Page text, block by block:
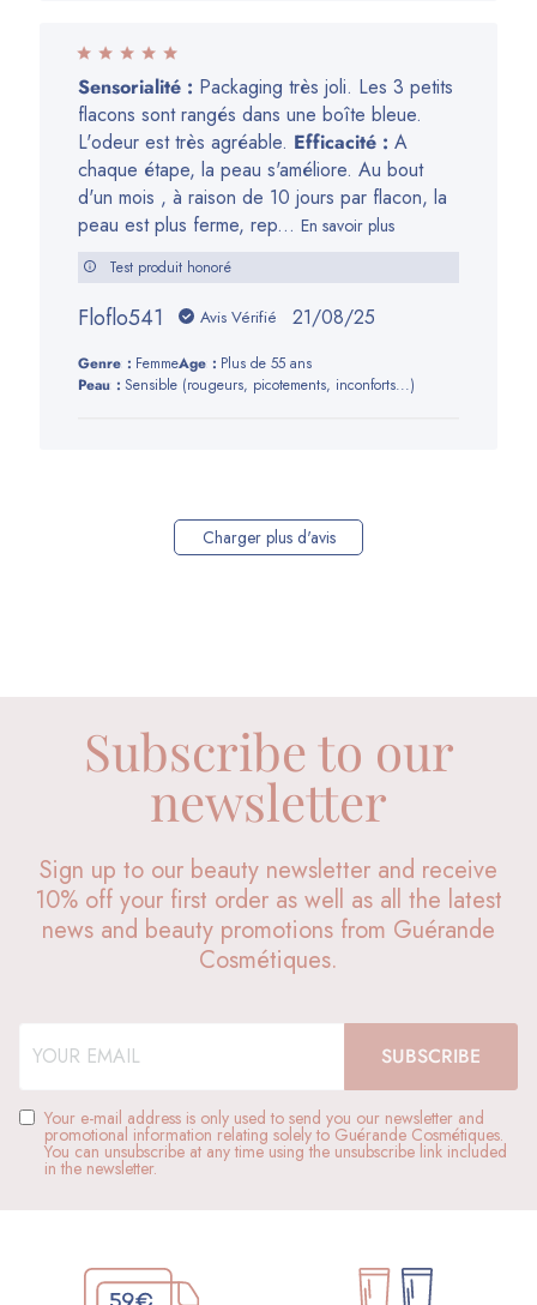
Sensorialité : Packaging très joli. Les 3 petits
flacons sont rangés dans une boîte bleue.
L'odeur est très agréable. Efficacité : A
chaque étape, la peau s'améliore. Au bout
d'un mois , à raison de 10 jours par flacon, la
peau est plus ferme, rep... En savoir plus
Test produit honoré
Floflo541 Avis Vérifié
Date
publication
21/08/25
Genre: FemmeAge:
Plus de 55 ans
Peau:
Sensible (rougeurs, picotements, inconforts...)
Charger plus d'avis
Subscribe to our
newsletter
Sign up to our beauty newsletter and receive
10% off your first order as well as all the latest
news and beauty promotions from Guérande
Cosmétiques.
Your e-mail address is only used to send you our newsletter and
promotional information relating solely to Guérande Cosmétiques.
You can unsubscribe at any time using the unsubscribe link included
in the newsletter.